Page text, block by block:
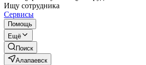
Ищу сотрудника
Сервисы
Помощь
Ещё
Поиск
Алапаевск